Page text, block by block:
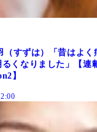
（すずは）「昔はよく
くなりました」【連
】